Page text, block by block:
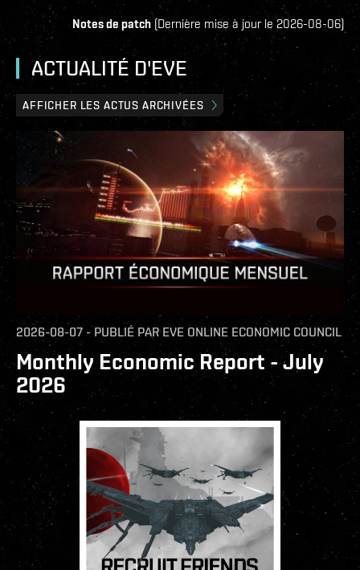
Notes de patch (Dernière mise à jour le 2026-08-06)
ACTUALITÉ D'EVE
AFFICHER LES ACTUS ARCHIVÉES
2026-08-07 - PUBLIÉ PAR EVE ONLINE ECONOMIC COUNCIL
Monthly Economic Report - July
2026